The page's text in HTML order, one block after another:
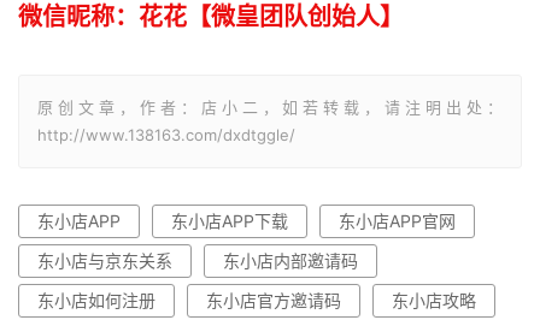
微信昵称：花花【微皇团队创始人】
原创文章，作者：店小二，如若转载，请注明出处：
http://www.138163.com/dxdtggle/
东小店APP 东小店APP下载
东小店APP官网
东小店与京东关系
东小店内部邀请码
东小店如何注册
东小店官方邀请码
东小店攻略